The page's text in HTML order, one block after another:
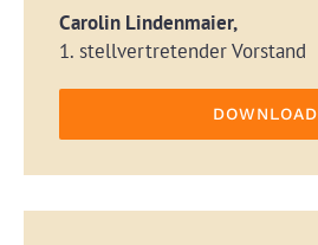
Carolin Lindenmaier,
1. stellvertretender Vorstand
DOWNLOAD